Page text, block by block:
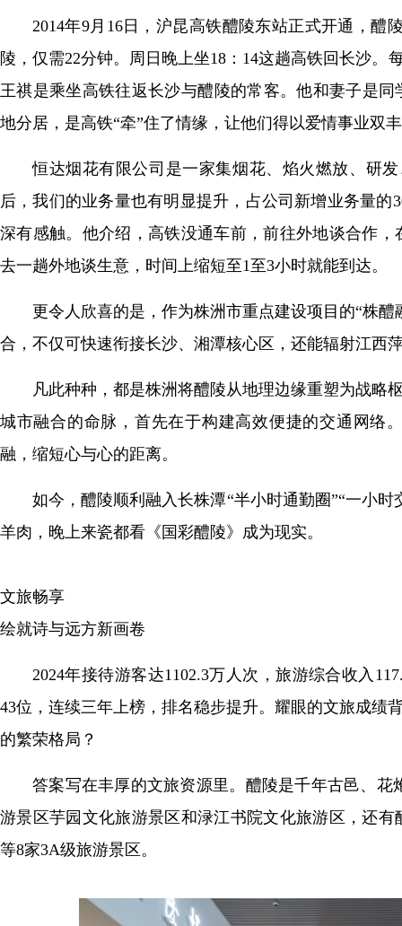
2014年9月16日，沪昆高铁醴陵东站正式开通，醴
陵，仅需22分钟。周日晚上坐18：14这趟高铁回长沙。
王祺是乘坐高铁往返长沙与醴陵的常客。他和妻子是
地分居，是高铁“牵”住了情缘，让他们得以爱情事业双
恒达烟花有限公司是一家集烟花、焰火燃放、研
后，我们的业务量也有明显提升，占公司新增业务量
深有感触。他介绍，高铁没通车前，前往外地谈合作
去一趟外地谈生意，时间上缩短至1至3小时就能到达。
更令人欣喜的是，作为株洲市重点建设项目的“株
合，不仅可快速衔接长沙、湘潭核心区，还能辐射江西
凡此种种，都是株洲将醴陵从地理边缘重塑为战略
城市融合的命脉，首先在于构建高效便捷的交通网络
融，缩短心与心的距离。
如今，醴陵顺利融入长株潭“半小时通勤圈”“一小
羊肉，晚上来瓷都看《国彩醴陵》成为现实。
文旅畅享
绘就诗与远方新画卷
2024年接待游客达1102.3万人次，旅游综合收入
43位，连续三年上榜，排名稳步提升。耀眼的文旅成绩
的繁荣格局？
答案写在丰厚的文旅资源里。醴陵是千年古邑、
游景区芋园文化旅游景区和渌江书院文化旅游区，还
等8家3A级旅游景区。